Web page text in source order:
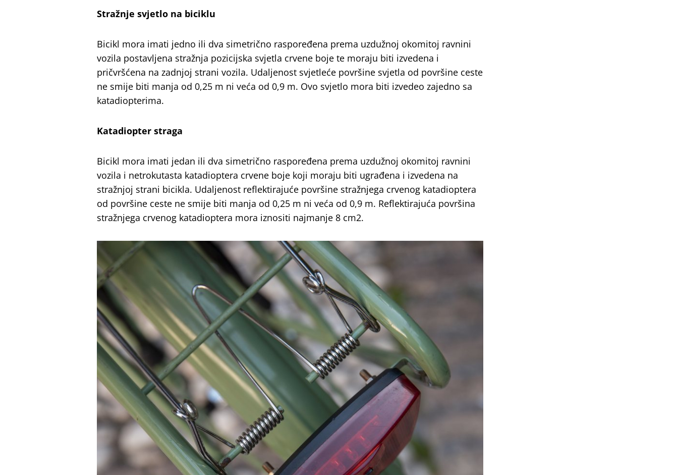
Stražnje svjetlo na biciklu
Bicikl mora imati jedno ili dva simetrično raspoređena prema uzdužnoj okomitoj ravnini
vozila postavljena stražnja pozicijska svjetla crvene boje te moraju biti izvedena i
pričvršćena na zadnjoj strani vozila. Udaljenost svjetleće površine svjetla od površine ceste
ne smije biti manja od 0,25 m ni veća od 0,9 m. Ovo svjetlo mora biti izvedeo zajedno sa
katadiopterima.
Katadiopter straga
Bicikl mora imati jedan ili dva simetrično raspoređena prema uzdužnoj okomitoj ravnini
vozila i netrokutasta katadioptera crvene boje koji moraju biti ugrađena i izvedena na
stražnjoj strani bicikla. Udaljenost reflektirajuće površine stražnjega crvenog katadioptera
od površine ceste ne smije biti manja od 0,25 m ni veća od 0,9 m. Reflektirajuća površina
stražnjega crvenog katadioptera mora iznositi najmanje 8 cm2.